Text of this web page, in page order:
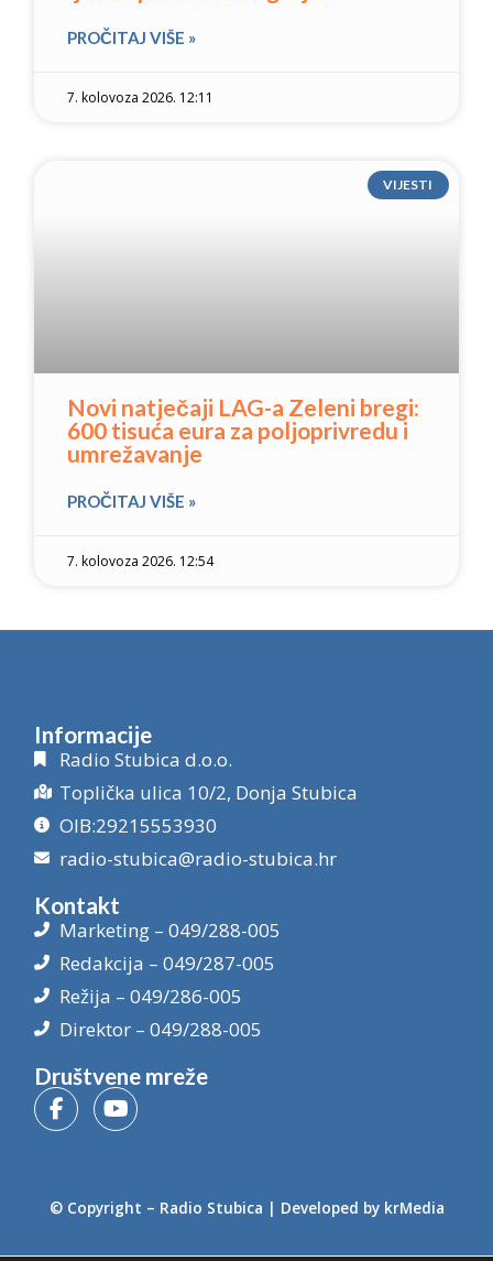
PROČITAJ VIŠE »
7. kolovoza 2026. 12:11
VIJESTI
Novi natječaji LAG-a Zeleni bregi:
600 tisuća eura za poljoprivredu i
umrežavanje
PROČITAJ VIŠE »
7. kolovoza 2026. 12:54
Informacije
Radio Stubica d.o.o.
Toplička ulica 10/2, Donja Stubica
OIB:29215553930
radio-stubica@radio-stubica.hr
Kontakt
Marketing – 049/288-005
Redakcija – 049/287-005
Režija – 049/286-005
Direktor – 049/288-005
Društvene mreže
© Copyright – Radio Stubica | Developed by krMedia